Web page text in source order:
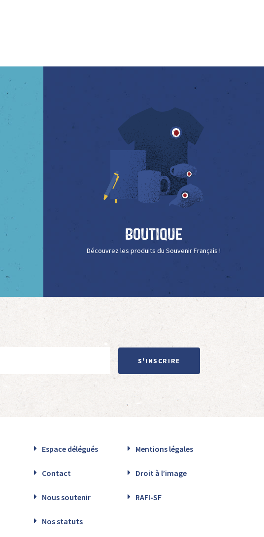
Boutique
Découvrez les produits du Souvenir Français !
S'INSCRIRE
Espace délégués Mentions légales
Contact Droit à l’image
Nous soutenir RAFI-SF
Nos statuts